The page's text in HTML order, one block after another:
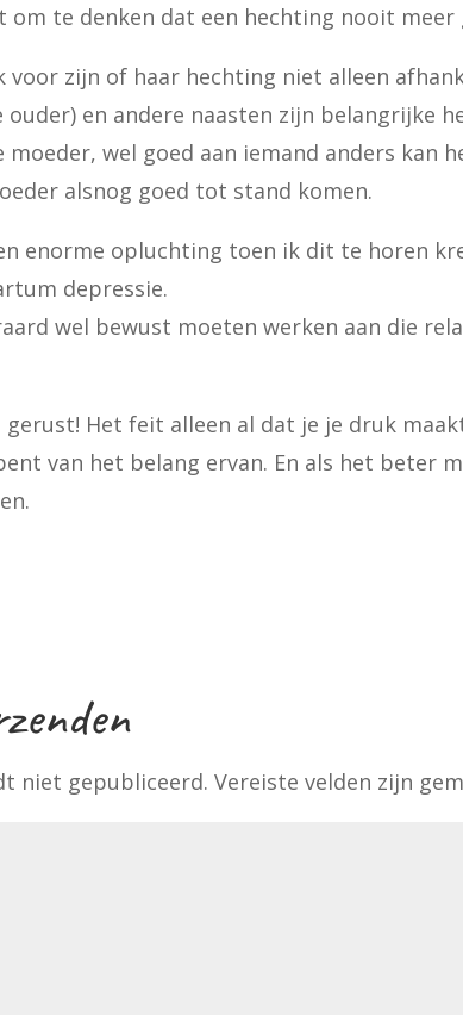
om te denken dat een hechting nooit meer
voor zijn of haar hechting niet alleen
ouder) en andere naasten zijn belangrijke
wel goed aan iemand anders kan
alsnog goed tot stand komen.
enorme opluchting toen ik dit te horen
depressie.
wel bewust moeten werken aan die
gerust! Het feit alleen al dat je je druk
van het belang ervan. En als het beter
niet gepubliceerd. Vereiste velden zijn